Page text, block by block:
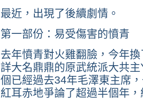
最近，出現了後續劇情。
第一部份：易受傷害的憤青
去年憤青對火雞翻臉，今年
詳大名鼎鼎的原武統派大共
個已經過去34年毛澤東主席
紅耳赤地爭論了超過半個年